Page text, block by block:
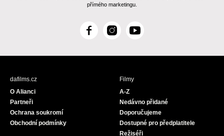
přímého marketingu.
F
c
I
s
Y
u
dafilms.cz
O Alianci
Partneři
Ochrana soukromí
Obchodní podmínky
Filmy
A-Z
Nedávno přidané
Doporučujeme
Dostupné pro předplatitele
Režiséři